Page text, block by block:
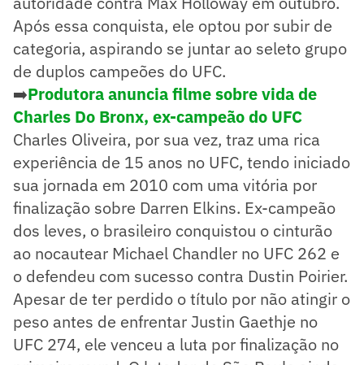
Após essa conquista, ele optou por subir de
categoria, aspirando se juntar ao seleto grupo
de duplos campeões do UFC.
➡️Produtora anuncia filme sobre vida de
Charles Do Bronx, ex-campeão do UFC
Charles Oliveira, por sua vez, traz uma rica
experiência de 15 anos no UFC, tendo iniciado
sua jornada em 2010 com uma vitória por
finalização sobre Darren Elkins. Ex-campeão
dos leves, o brasileiro conquistou o cinturão
ao nocautear Michael Chandler no UFC 262 e
o defendeu com sucesso contra Dustin Poirier.
Apesar de ter perdido o título por não atingir o
peso antes de enfrentar Justin Gaethje no
UFC 274, ele venceu a luta por finalização no